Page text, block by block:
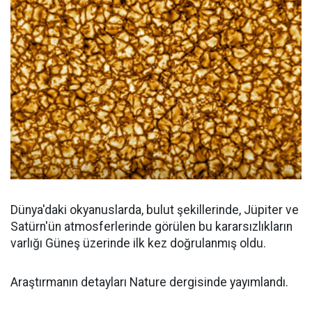
Dünya'daki okyanuslarda, bulut şekillerinde, Jüpiter ve
Satürn'ün atmosferlerinde görülen bu kararsızlıkların
varlığı Güneş üzerinde ilk kez doğrulanmış oldu.
Araştırmanın detayları Nature dergisinde yayımlandı.